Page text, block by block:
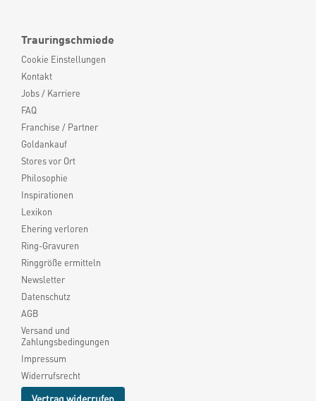
Trauringschmiede
Cookie Einstellungen
Kontakt
Jobs / Karriere
FAQ
Franchise / Partner
Goldankauf
Stores vor Ort
Philosophie
Inspirationen
Lexikon
Ehering verloren
Ring-Gravuren
Ringgröße ermitteln
Newsletter
Datenschutz
AGB
Versand und
Zahlungsbedingungen
Impressum
Widerrufsrecht
Vertrag widerrufen